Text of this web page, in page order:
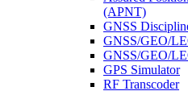
(APNT)
GNSS
GNSS/GEO/
GNSS/GEO/
GPS Simulator
RF Transcoder